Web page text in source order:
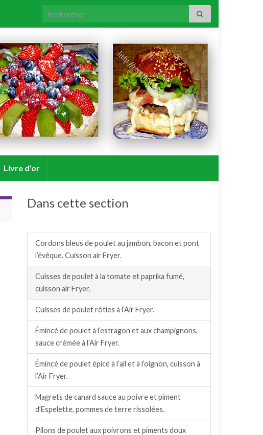
Search for:
Livre d’or
Dans cette section
Cordons bleus de poulet au jambon, bacon et pont
l’évêque. Cuisson air Fryer.
Cuisses de poulet à la tomate et paprika fumé,
cuisson air Fryer.
Cuisses de poulet rôties à l’Air Fryer.
Émincé de poulet à l’estragon et aux champignons,
sauce crémée à l’Air Fryer.
Émincé de poulet épicé à l’ail et à l’oignon, cuisson à
l’Air Fryer.
Magrets de canard sauce au poivre et piment
d’Espelette, pommes de terre rissolées.
Pilons de poulet aux poivrons et piments doux